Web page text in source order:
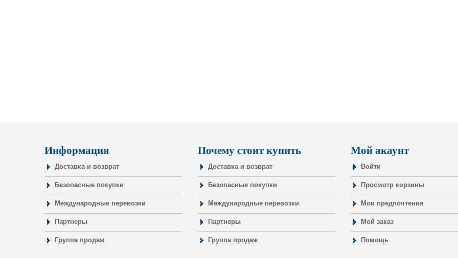
Информация
Доставка и возврат
Безопасные покупки
Международные перевозки
Партнеры
Группа продаж
Почему стоит купить
Доставка и возврат
Безопасные покупки
Международные перевозки
Партнеры
Группа продаж
Мой акаунт
Войти
Просмотр корзины
Мои предпочтения
Мой заказ
Помощь